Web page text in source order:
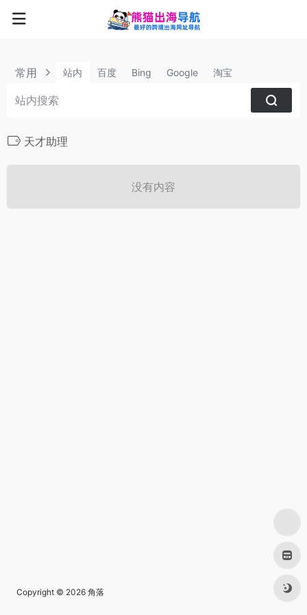
常用 站内 百度 Bing Google 淘宝
天才助理
没有内容
Copyright © 2026 角落